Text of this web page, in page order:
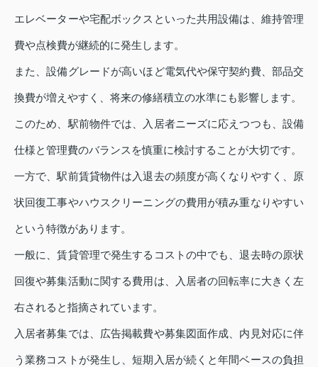
エレベーターや宅配ボックスといった共用設備は、維持管理
費や点検費が継続的に発生します。
また、設備グレードが高いほど電気代や保守契約費、部品交
換費が増えやすく、将来の修繕積立の水準にも影響します。
このため、駅前物件では、入居者ニーズに応えつつも、設備
仕様と管理費のバランスを慎重に検討することが大切です。
一方で、駅前賃貸物件は入退去の頻度が高くなりやすく、原
状回復工事やハウスクリーニングの費用が積み重なりやすい
という特徴があります。
一般に、賃貸管理で発生するコストの中でも、退去時の原状
回復や募集活動に関する費用は、入居者の回転率に大きく左
右されると指摘されています。
入居者募集では、広告掲載費や募集図面作成、内見対応に伴
う業務コストが発生し、短期入居が続くと年間ベースの負担